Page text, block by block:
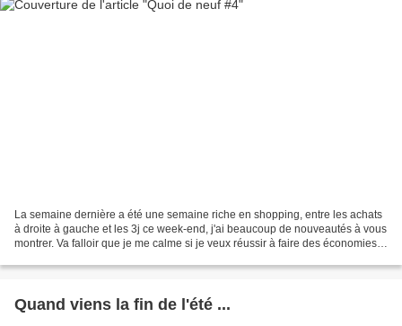
La semaine dernière a été une semaine riche en shopping, entre les achats
à droite à gauche et les 3j ce week-end, j'ai beaucoup de nouveautés à vous
montrer. Va falloir que je me calme si je veux réussir à faire des économies
Quand viens la fin de l'été ...